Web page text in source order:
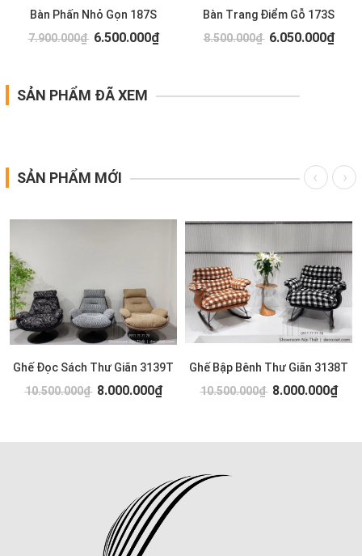
Bàn Phấn Nhỏ Gọn 187S
7.900.000₫ 6.500.000₫
Bàn Trang Điểm Gỗ 173S
8.500.000₫ 6.050.000₫
SẢN PHẨM ĐÃ XEM
SẢN PHẨM MỚI
Ghế Đọc Sách Thư Giãn 3139T
10.500.000₫ 8.000.000₫
Ghế Bập Bênh Thư Giãn 3138T
10.500.000₫ 8.000.000₫